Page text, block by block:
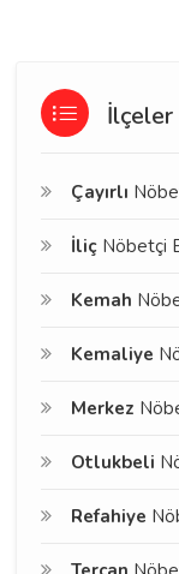
İlçeler
Çayırlı
İliç Nöbetçi
Kemah
Kemaliye
Merkez
Otlukbeli
Refahiye